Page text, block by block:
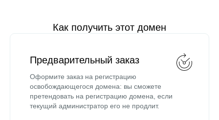
Как получить этот домен
Предварительный заказ
Оформите заказ на регистрацию
освобождающегося домена: вы сможете
претендовать на регистрацию домена, если
текущий администратор его не продлит.